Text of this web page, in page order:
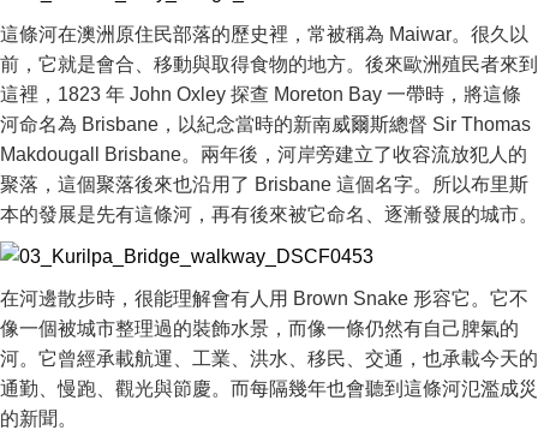
這條河在澳洲原住民部落的歷史裡，常被稱為 Maiwar。很久以
前，它就是會合、移動與取得食物的地方。後來歐洲殖民者來到
這裡，1823 年 John Oxley 探查 Moreton Bay 一帶時，將這條
河命名為 Brisbane，以紀念當時的新南威爾斯總督 Sir Thomas
Makdougall Brisbane。兩年後，河岸旁建立了收容流放犯人的
聚落，這個聚落後來也沿用了 Brisbane 這個名字。所以布里斯
本的發展是先有這條河，再有後來被它命名、逐漸發展的城市。
在河邊散步時，很能理解會有人用 Brown Snake 形容它。它不
像一個被城市整理過的裝飾水景，而像一條仍然有自己脾氣的
河。它曾經承載航運、工業、洪水、移民、交通，也承載今天的
通勤、慢跑、觀光與節慶。而每隔幾年也會聽到這條河氾濫成災
的新聞。